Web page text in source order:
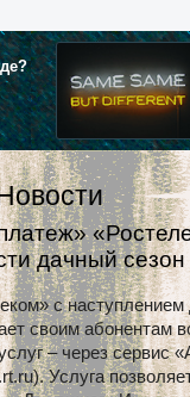
дачный
с наступлением
своим абонентам
– через сервис
Услуга